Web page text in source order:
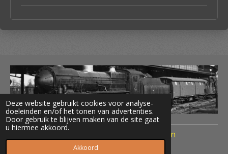
Deze website gebruikt cookies voor analyse-
doeleinden en/of het tonen van advertenties.
Door gebruik te blijven maken van de site gaat
u hiermee akkoord.
Akkoord
© 2020 Treinen Nederland Terug naar Toen